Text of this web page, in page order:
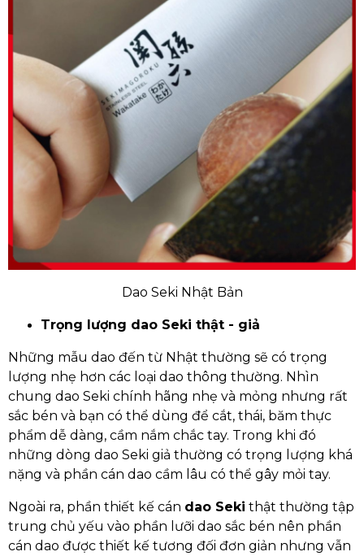
Dao Seki Nhật Bản
Trọng lượng dao Seki thật - giả
Những mẫu dao đến từ Nhật thường sẽ có trọng
lượng nhẹ hơn các loại dao thông thường. Nhìn
chung dao Seki chính hãng nhẹ và mỏng nhưng rất
sắc bén và bạn có thể dùng để cắt, thái, băm thực
phẩm dễ dàng, cầm nắm chắc tay. Trong khi đó
những dòng dao Seki giả thường có trọng lượng khá
nặng và phần cán dao cầm lâu có thể gây mỏi tay.
Ngoài ra, phần thiết kế cán dao Seki thật thường tập
trung chủ yếu vào phần lưỡi dao sắc bén nên phần
cán dao được thiết kế tương đối đơn giản nhưng vẫn